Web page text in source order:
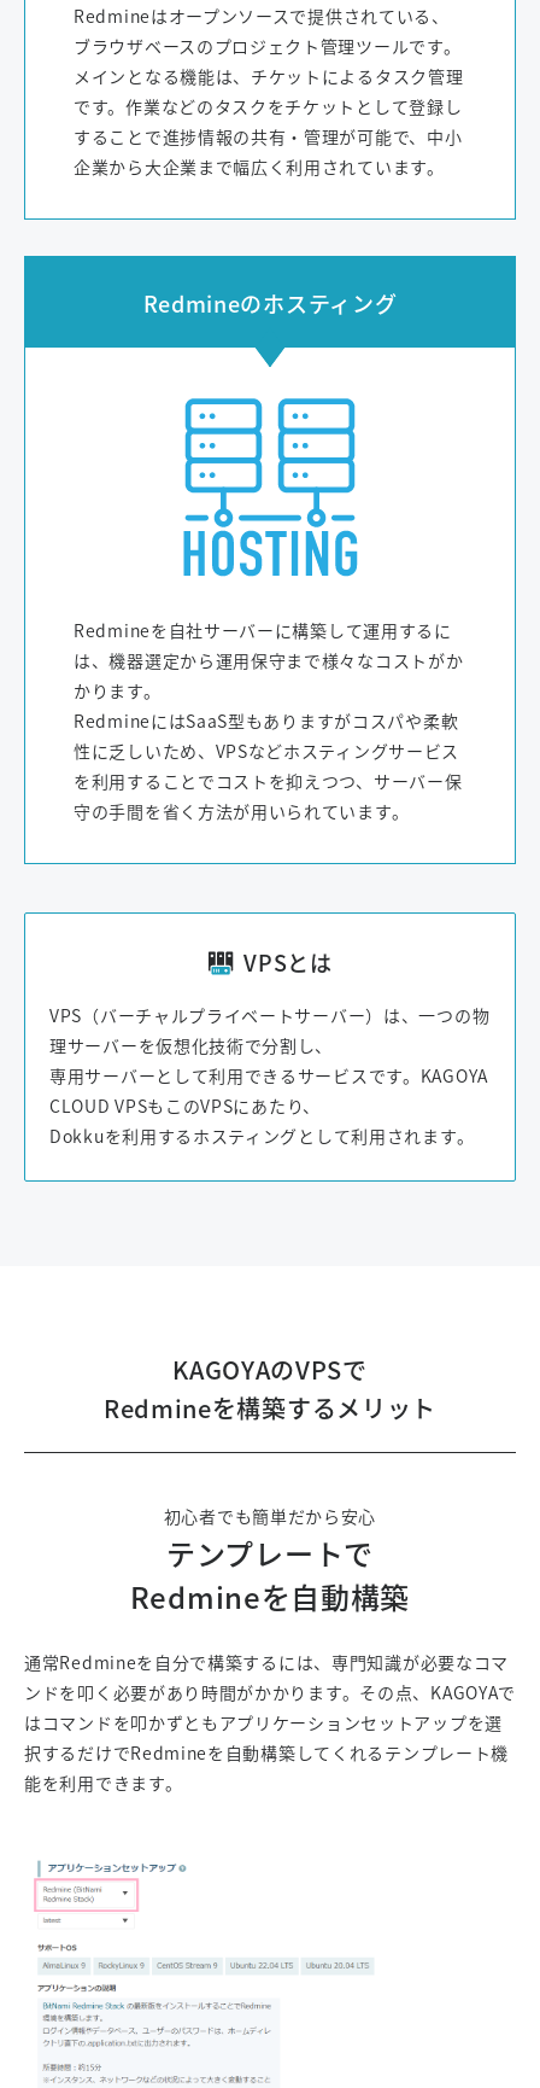
Redmineはオープンソースで提供されている、
ブラウザベースのプロジェクト管理ツールです。
メインとなる機能は、チケットによるタスク管理
です。作業などのタスクをチケットとして登録し
することで進捗情報の共有・管理が可能で、中小
企業から大企業まで幅広く利用されています。
Redmineのホスティング
Redmineを自社サーバーに構築して運用するに
は、機器選定から運用保守まで様々なコストがか
かります。
RedmineにはSaaS型もありますがコスパや柔軟
性に乏しいため、VPSなどホスティングサービス
を利用することでコストを抑えつつ、サーバー保
守の手間を省く方法が用いられています。
VPSとは
VPS（バーチャルプライベートサーバー）は、一つの物
理サーバーを仮想化技術で分割し、
専用サーバーとして利用できるサービスです。KAGOYA
CLOUD VPSもこのVPSにあたり、
Dokkuを利用するホスティングとして利用されます。
KAGOYAのVPSで
Redmineを構築するメリット
初心者でも簡単だから安心
テンプレートで
Redmineを自動構築
通常Redmineを自分で構築するには、専門知識が必要なコマ
ンドを叩く必要があり時間がかかります。その点、KAGOYAで
はコマンドを叩かずともアプリケーションセットアップを選
択するだけでRedmineを自動構築してくれるテンプレート機
能を利用できます。